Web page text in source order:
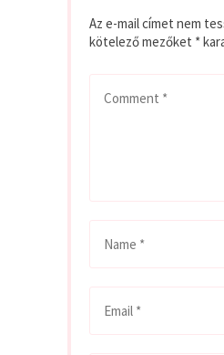
Az e-mail címet nem
kötelező mezőket *